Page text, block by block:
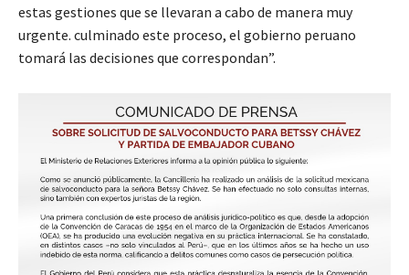
estas gestiones que se llevaran a cabo de manera muy
urgente. culminado este proceso, el gobierno peruano
tomará las decisiones que correspondan”.